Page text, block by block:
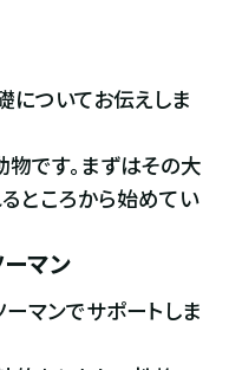
についてお伝えしま
です。まずはその大
ところから始めてい
マン
マンでサポートしま